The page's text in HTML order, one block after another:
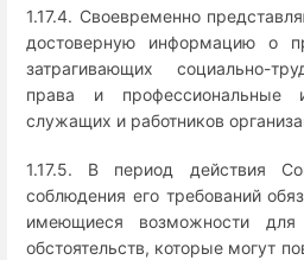
1.17.4. Своевременно
достоверную информацию о
затрагивающих социально-
права и профессиональные
служащих и работников
1.17.5. В период действия
соблюдения его требований
имеющиеся возможности
обстоятельств, которые могут